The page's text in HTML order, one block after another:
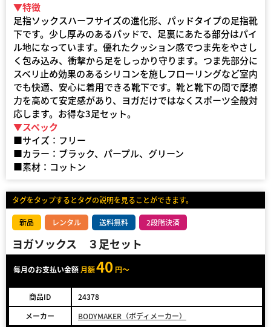
▼特徴
足指ソックスハーフサイズの進化形、パッドタイプの足指靴
下です。少し厚みのあるパッドで、足裏にあたる部分はパイ
ル地になっています。優れたクッション感でつま先をやさし
く包み込み、衝撃から足をしっかり守ります。つま先部分に
スベリ止め効果のあるシリコンを施しフローリングなど室内
でも快適、安心に着用できる靴下です。靴と靴下の間で摩擦
力を高めて安定感があり、ヨガだけではなくスポーツ全般対
応します。お得な3足セット。
▼スペック
■サイズ：フリー
■カラー：ブラック、パープル、グリーン
■素材：コットン
タグをタップするとタグの説明を見ることができます。
新品 レンタル 送料無料 2段階決済
ヨガソックス ３足セット
毎月のお支払い金額 月額40 円～
商品ID
24378
メーカー
BODYMAKER（ボディメーカー）